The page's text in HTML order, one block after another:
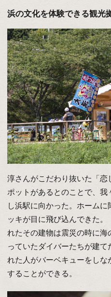
浜の文化を体験できる観光
淳さんがこだわり抜いた「恋
ポットがあるとのことで、
し浜駅に向かった。ホーム
ッキが目に飛び込んできた
れたその建物は震災の時に
っていたダイバーたちが建
れた人がバーベキューをし
することができる。